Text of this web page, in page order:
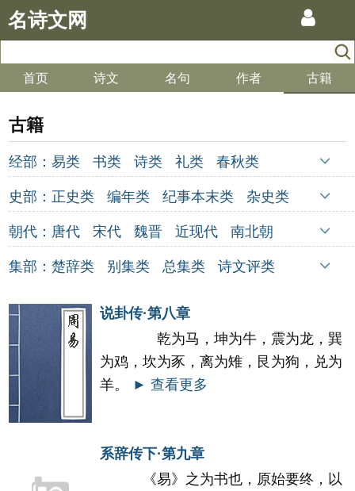
名诗文网
首页 诗文 名句 作者 古籍
古籍
经部： 易类 书类 诗类 礼类
春秋类
孝经类
五经总义类 四书类
乐类
史部： 正史类 编年类 纪事本末类
杂史类
别史类
诏令奏议类 传记类 史钞类
朝代： 唐代 宋代 魏晋 近现代
南北朝
清代
明代 元代 两汉 五代
先秦
集部： 楚辞类 别集类 总集类
诗文评类
说卦传·第八章
乾为马，坤为牛，震为龙，巽
为鸡，坎为豕，离为雉，艮为狗，兑为
羊。
► 查看更多
系辞传下·第九章
《易》之为书也，原始要终，以